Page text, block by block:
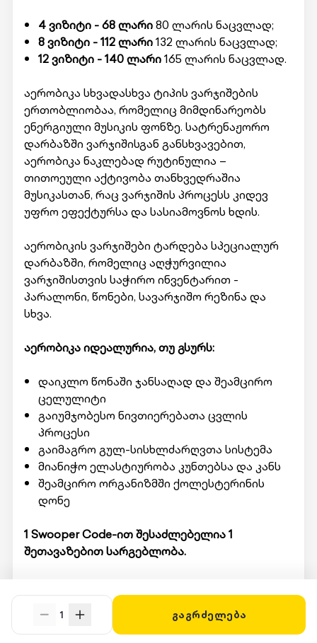
4 ვიზიტი - 68 ლარი80 ლარის ნაცვლად;
8 ვიზიტი - 112 ლარი132 ლარის ნაცვლად;
12 ვიზიტი - 140 ლარი165 ლარის ნაცვლად.
აერობიკა სხვადასხვა ტიპის ვარჯიშების
ერთობლიობაა, რომელიც მიმდინარეობს
ენერგიული მუსიკის ფონზე. სატრენაჟორო
დარბაზში ვარჯიშისგან განსხვავებით,
აერობიკა ნაკლებად რუტინულია –
თითოეული აქტივობა თანხვედრაშია
მუსიკასთან, რაც ვარჯიშის პროცესს კიდევ
უფრო ეფექტურსა და სასიამოვნოს ხდის.
აერობიკის ვარჯიშები ტარდება სპეციალურ
დარბაზში, რომელიც აღჭურვილია
ვარჯიშისთვის საჭირო ინვენტარით -
პარალონი, წონები, სავარჯიშო რეზინა და
სხვა.
აერობიკა იდეალურია, თუ გსურს:
დაიკლო წონაში ჯანსაღად და შეამცირო
ცელულიტი
გაიუმჯობესო ნივთიერებათა ცვლის
პროცესი
გაიმაგრო გულ-სისხლძარღვთა სისტემა
მიანიჭო ელასტიურობა კუნთებსა და კანს
შეამცირო ორგანიზმში ქოლესტერინის
დონე
1 Swooper Code-ით შესაძლებელია 1
შეთავაზებით სარგებლობა.
წარადგინოთ Swooper Code.
1 გაგრძელება